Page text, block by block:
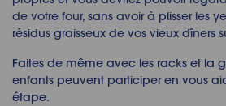
de votre four, sans avoirà plisser les
résidus graisseux de vos vieux dîners
Faites de même avec les racks et la
enfants peuvent participer en vous
étape.